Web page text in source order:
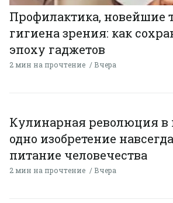
Профилактика, новейшие
гигиена зрения: как
эпоху гаджетов
2 мин на прочтение Вчера
Кулинарная революция в
одно изобретение
питание человечества
2 мин на прочтение Вчера